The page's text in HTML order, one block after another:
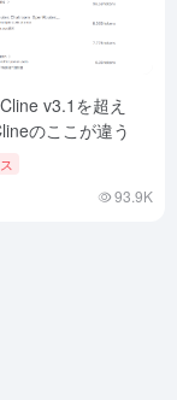
v3.1を超え
のここが違う
93.9K